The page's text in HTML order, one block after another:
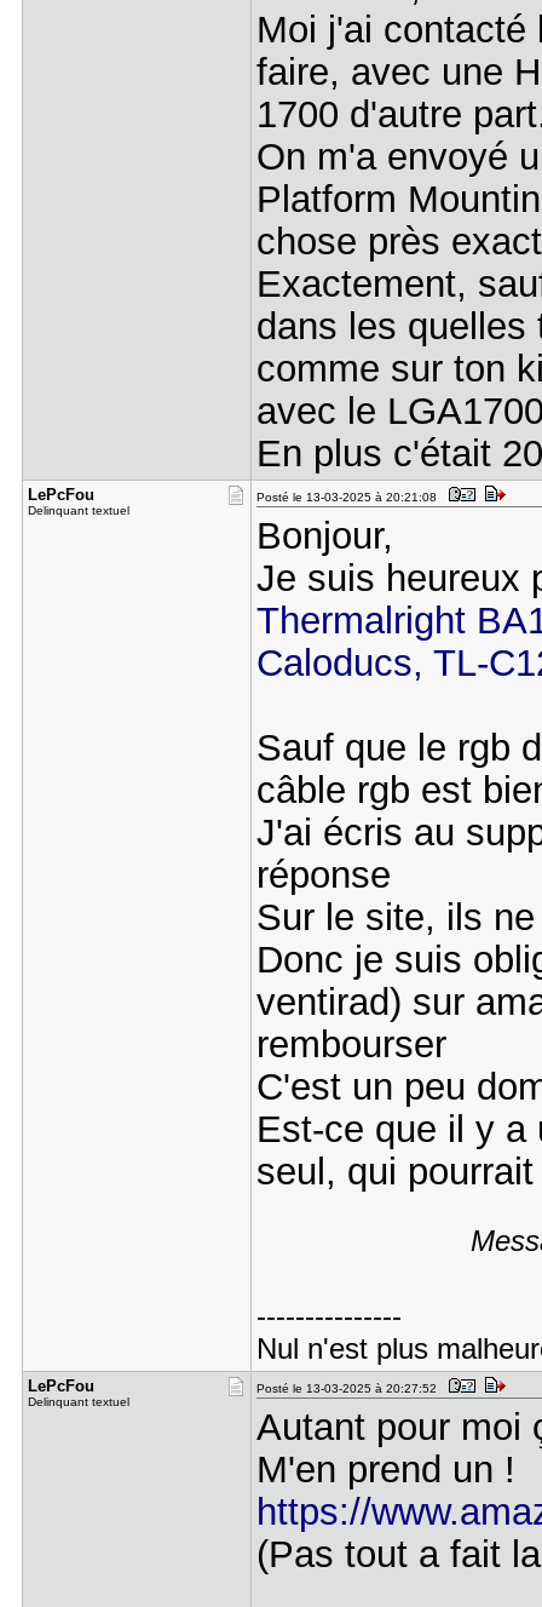
Moi j'ai contacté
faire, avec une
1700 d'autre
On m'a envoyé
Platform
chose près
Exactement,
dans les
comme sur ton
avec le
En plus c'était
LePcFou
Delinquant textuel
Posté le 13-03-2025 à 20:21:08
Bonjour,
Je suis heureux
Thermalright
Caloducs, TL-
Sauf que le rgb
câble rgb est
J'ai écris au
réponse
Sur le site, ils
Donc je suis
ventirad) sur
rembourser
C'est un peu
Est-ce que il y a
seul, qui
---------------
Nul n'est plus
LePcFou
Delinquant textuel
Posté le 13-03-2025 à 20:27:52
Autant pour moi
M'en prend un !
https://
(Pas tout a fait